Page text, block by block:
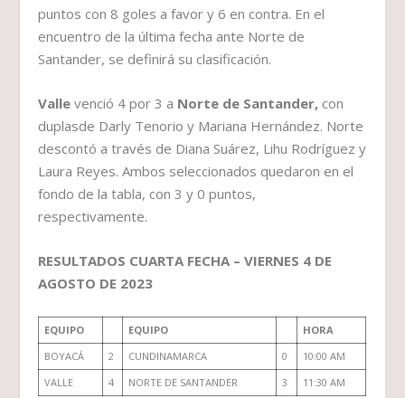
puntos con 8 goles a favor y 6 en contra. En el
encuentro de la última fecha ante Norte de
Santander, se definirá su clasificación.
Vallevenció 4 por 3 a Norte de Santander, con
duplasde Darly Tenorio y Mariana Hernández. Norte
descontó a través de Diana Suárez, Lihu Rodríguez y
Laura Reyes. Ambos seleccionados quedaron en el
fondo de la tabla, con 3 y 0 puntos,
respectivamente.
RESULTADOS CUARTA FECHA – VIERNES 4 DE
AGOSTO DE 2023
EQUIPO EQUIPO
HORA
BOYACÁ
2 CUNDINAMARCA 0
10:00 AM
VALLE
4 NORTE DE SANTANDER 3 11:30 AM